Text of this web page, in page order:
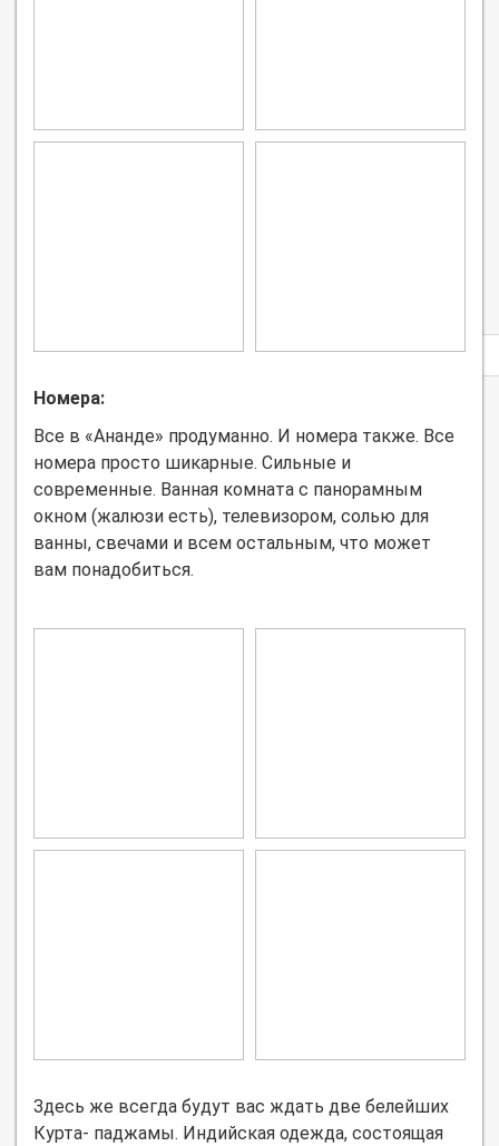
Номера:
Все в «Ананде» продуманно. И номера также. Все
номера просто шикарные. Сильные и
современные. Ванная комната с панорамным
окном (жалюзи есть), телевизором, солью для
ванны, свечами и всем остальным, что может
вам понадобиться.
Здесь же всегда будут вас ждать две белейших
Курта- паджамы. Индийская одежда, состоящая
Privacy